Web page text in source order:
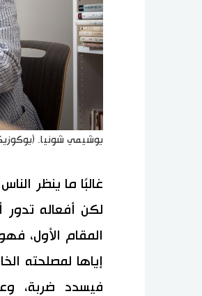
يوشيمي شونيا.
غالبًا ما ينظر
لكن أفعاله
المقام الأول،
إياها لمصلحته
فيسدد ضربة،